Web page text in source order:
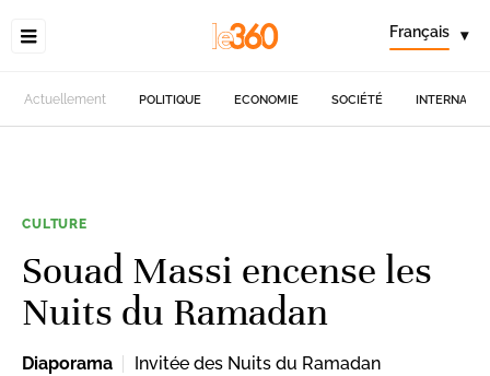
Français ▾
Actuellement POLITIQUE ECONOMIE SOCIÉTÉ
CULTURE
Souad Massi encense les
Nuits du Ramadan
Diaporama
Invitée des Nuits du Ramadan